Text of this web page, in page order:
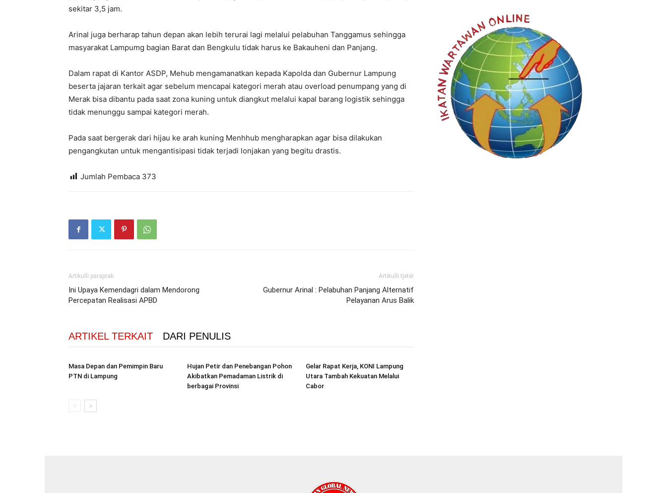
sekitar 3,5 jam.
Arinal juga berharap tahun depan akan lebih terurai lagi melalui pelabuhan Tanggamus sehingga
masyarakat Lampumg bagian Barat dan Bengkulu tidak harus ke Bakauheni dan Panjang.
Dalam rapat di Kantor ASDP, Mehub mengamanatkan kepada Kapolda dan Gubernur Lampung
beserta jajaran terkait agar sebelum mencapai kategori merah atau overload penumpang yang di
Merak bisa dibantu pada saat zona kuning untuk diangkut melalui kapal barang logistik sehingga
tidak menunggu sampai kategori merah.
Pada saat bergerak dari hijau ke arah kuning Menhhub mengharapkan agar bisa dilakukan
pengangkutan untuk mengantisipasi tidak terjadi lonjakan yang begitu drastis.
Jumlah Pembaca 373
Artikulli paraprak
Ini Upaya Kemendagri dalam Mendorong
Percepatan Realisasi APBD
Artikulli tjetër
Gubernur Arinal : Pelabuhan Panjang Alternatif
Pelayanan Arus Balik
ARTIKEL TERKAIT DARI PENULIS
Masa Depan dan Pemimpin Baru
PTN di Lampung
Hujan Petir dan Penebangan Pohon
Akibatkan Pemadaman Listrik di
berbagai Provinsi
Gelar Rapat Kerja, KONI Lampung
Utara Tambah Kekuatan Melalui
Cabor